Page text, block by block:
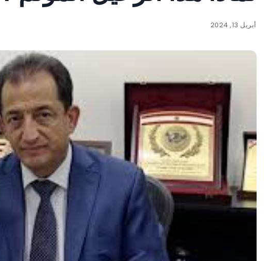
أبريل 13, 2024